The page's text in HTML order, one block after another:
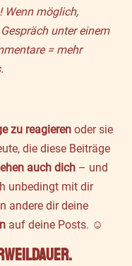
Wenn möglich,
unter einem
= mehr
zu reagieren oder sie
die diese Beiträge
auch dich – und
unbedingt mit dir
andere dir deine
auf deine Posts. ☺️